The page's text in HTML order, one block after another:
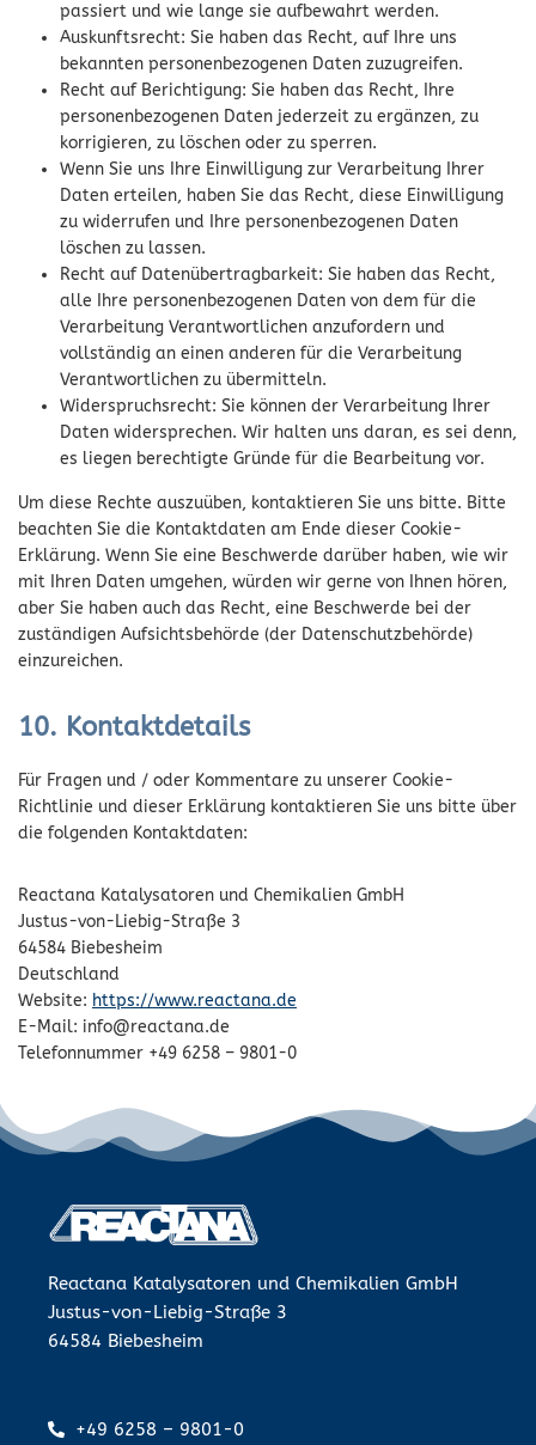
passiert und wie lange sie aufbewahrt werden.
Auskunftsrecht: Sie haben das Recht, auf Ihre uns
bekannten personenbezogenen Daten zuzugreifen.
Recht auf Berichtigung: Sie haben das Recht, Ihre
personenbezogenen Daten jederzeit zu ergänzen, zu
korrigieren, zu löschen oder zu sperren.
Wenn Sie uns Ihre Einwilligung zur Verarbeitung Ihrer
Daten erteilen, haben Sie das Recht, diese Einwilligung
zu widerrufen und Ihre personenbezogenen Daten
löschen zu lassen.
Recht auf Datenübertragbarkeit: Sie haben das Recht,
alle Ihre personenbezogenen Daten von dem für die
Verarbeitung Verantwortlichen anzufordern und
vollständig an einen anderen für die Verarbeitung
Verantwortlichen zu übermitteln.
Widerspruchsrecht: Sie können der Verarbeitung Ihrer
Daten widersprechen. Wir halten uns daran, es sei denn,
es liegen berechtigte Gründe für die Bearbeitung vor.
Um diese Rechte auszuüben, kontaktieren Sie uns bitte. Bitte
beachten Sie die Kontaktdaten am Ende dieser Cookie-
Erklärung. Wenn Sie eine Beschwerde darüber haben, wie wir
mit Ihren Daten umgehen, würden wir gerne von Ihnen hören,
aber Sie haben auch das Recht, eine Beschwerde bei der
zuständigen Aufsichtsbehörde (der Datenschutzbehörde)
einzureichen.
10. Kontaktdetails
Für Fragen und / oder Kommentare zu unserer Cookie-
Richtlinie und dieser Erklärung kontaktieren Sie uns bitte über
die folgenden Kontaktdaten:
Reactana Katalysatoren und Chemikalien GmbH
Justus-von-Liebig-Straße 3
64584 Biebesheim
Deutschland
Website: https://www.reactana.de
E-Mail: info@reactana.de
Telefonnummer +49 6258 – 9801-0
Reactana Katalysatoren und Chemikalien GmbH
Justus-von-Liebig-Straße 3
64584 Biebesheim
+49 6258 – 9801-0